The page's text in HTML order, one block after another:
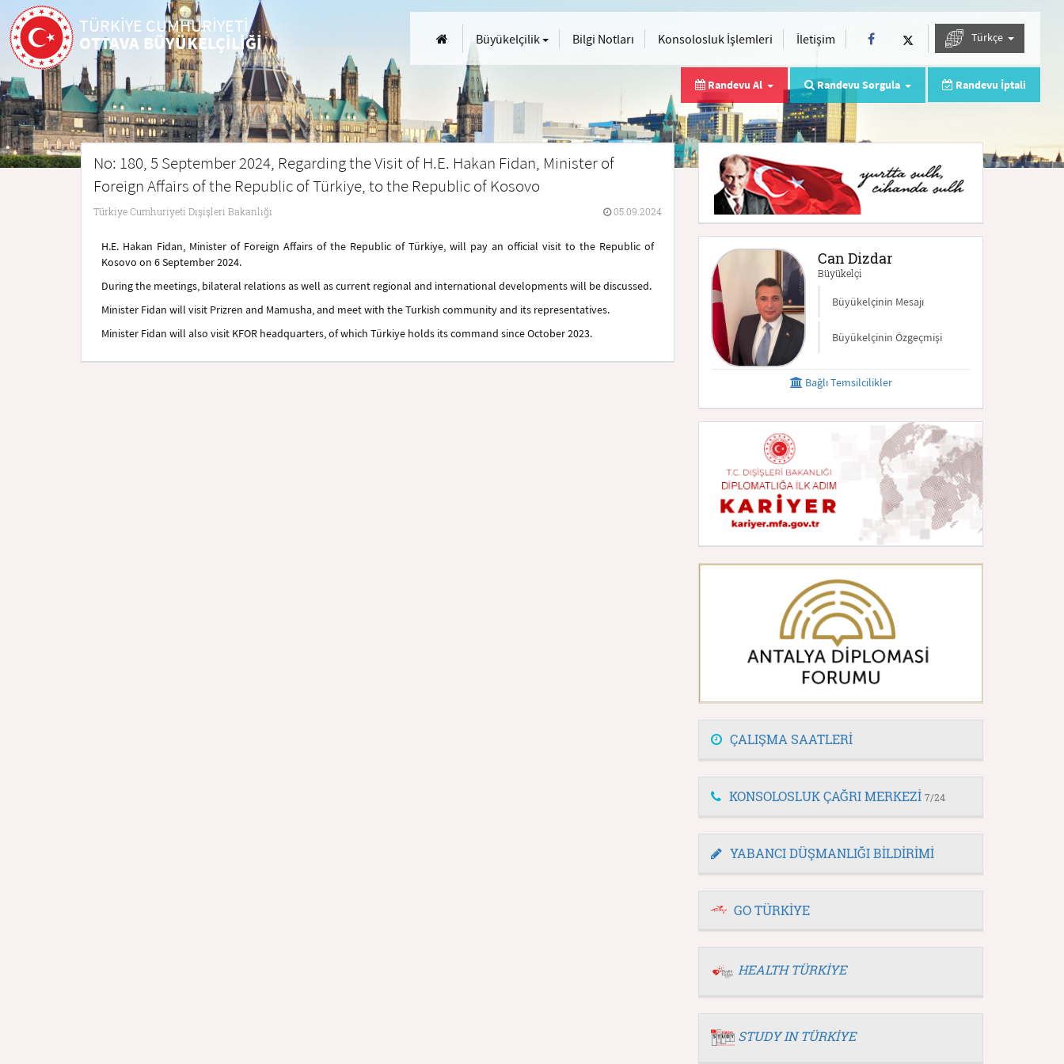
TÜRKİYE CUMHURİYETİ
OTTAVA BÜYÜKELÇİLİĞİ Büyükelçilik Bilgi Notları Konsolosluk İşlemleri İletişim Türkçe
Randevu Al Randevu Sorgula Randevu İptali
No: 180, 5 September 2024, Regarding the Visit of H.E. Hakan Fidan, Minister of
Foreign Affairs of the Republic of Türkiye, to the Republic of Kosovo
Türkiye Cumhuriyeti Dışişleri Bakanlığı 05.09.2024
H.E. Hakan Fidan, Minister of Foreign Affairs of the Republic of Türkiye, will pay an official visit to the Republic of
Kosovo on 6 September 2024.
During the meetings, bilateral relations as well as current regional and international developments will be discussed.
Minister Fidan will visit Prizren and Mamusha, and meet with the Turkish community and its representatives.
Minister Fidan will also visit KFOR headquarters, of which Türkiye holds its command since October 2023.
Can Dizdar
Büyükelçi
Büyükelçinin Mesajı
Büyükelçinin Özgeçmişi
Bağlı Temsilcilikler
ÇALIŞMA SAATLERİ
KONSOLOSLUK ÇAĞRI MERKEZİ 7/24
YABANCI DÜŞMANLIĞI BİLDİRİMİ
GO TÜRKİYE
HEALTH TÜRKİYE
STUDY IN TÜRKİYE